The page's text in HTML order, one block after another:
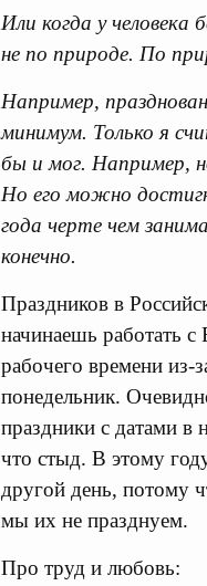
Или когда у
не по природе. По
Например,
минимум. Только я
бы и мог. Например,
Но его можно
года черте чем
конечно.
Праздников в
начинаешь работать
рабочего времени из-
понедельник.
праздники с датами в
что стыд. В этому
другой день, потому
мы их не празднуем.
Про труд и любовь: